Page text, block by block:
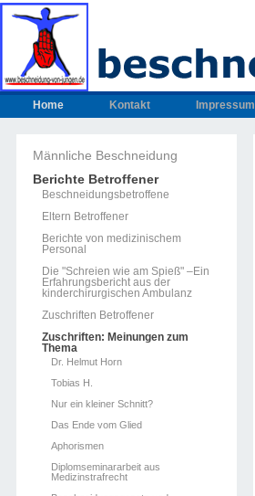
Home Kontakt Impressum
Männliche Beschneidung
Berichte Betroffener
Beschneidungsbetroffene
Eltern Betroffener
Berichte von medizinischem
Personal
Die "Schreien wie am Spieß" –Ein
Erfahrungsbericht aus der
kinderchirurgischen Ambulanz
Zuschriften Betroffener
Zuschriften: Meinungen zum
Thema
Dr. Helmut Horn
Tobias H.
Nur ein kleiner Schnitt?
Das Ende vom Glied
Aphorismen
Diplomseminararbeit aus
Medizinstrafrecht